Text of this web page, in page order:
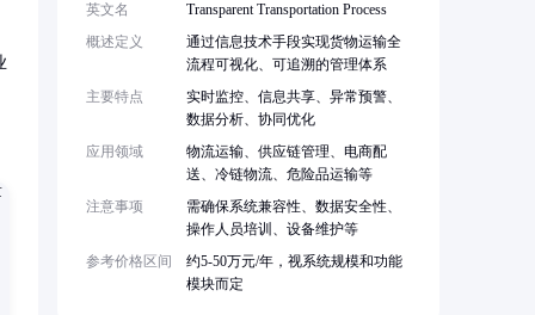
英文名
Transparent Transportation Process
概述定义
通过信息技术手段实现货物运输全
流程可视化、可追溯的管理体系
主要特点
实时监控、信息共享、异常预警、
数据分析、协同优化
应用领域
物流运输、供应链管理、电商配
送、冷链物流、危险品运输等
注意事项
需确保系统兼容性、数据安全性、
操作人员培训、设备维护等
参考价格区间
约5-50万元/年，视系统规模和功能
模块而定